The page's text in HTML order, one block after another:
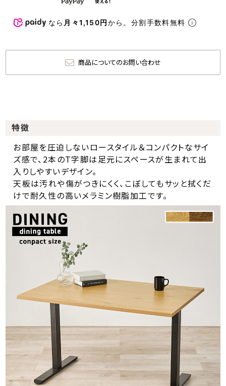
なら 月々1,150円から。分割手数料無料
商品についてのお問い合わせ
特徴
お部屋を圧迫しないロースタイル＆コンパクトなサイ
ズ感で、2本のT字脚は足元にスペースが生まれて出
入りしやすいデザイン。
天板は汚れや傷がつきにくく、こぼしてもサッと拭くだ
けで耐久性の高いメラミン樹脂加工です。